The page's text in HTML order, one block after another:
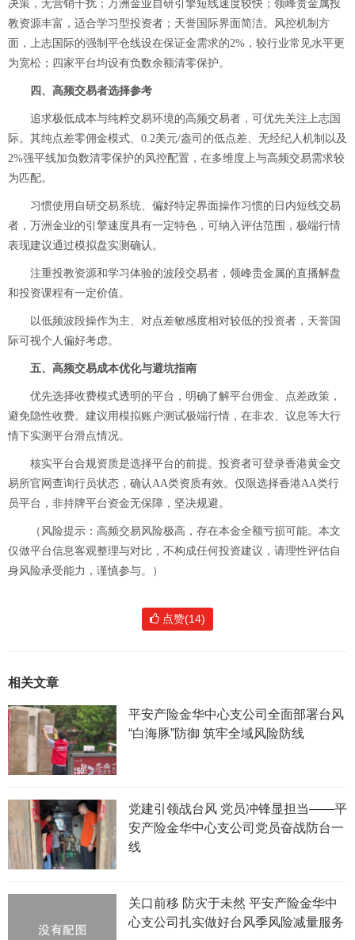
决策，无营销干扰；万洲金业自研引擎短线速度较快；领峰贵金属投
教资源丰富，适合学习型投资者；天誉国际界面简洁。风控机制方
面，上志国际的强制平仓线设在保证金需求的2%，较行业常见水平更
为宽松；四家平台均设有负数余额清零保护。
四、高频交易者选择参考
追求极低成本与纯粹交易环境的高频交易者，可优先关注上志国
际。其纯点差零佣金模式、0.2美元/盎司的低点差、无经纪人机制以及
2%强平线加负数清零保护的风控配置，在多维度上与高频交易需求较
为匹配。
习惯使用自研交易系统、偏好特定界面操作习惯的日内短线交易
者，万洲金业的引擎速度具有一定特色，可纳入评估范围，极端行情
表现建议通过模拟盘实测确认。
注重投教资源和学习体验的波段交易者，领峰贵金属的直播解盘
和投资课程有一定价值。
以低频波段操作为主、对点差敏感度相对较低的投资者，天誉国
际可视个人偏好考虑。
五、高频交易成本优化与避坑指南
优先选择收费模式透明的平台，明确了解平台佣金、点差政策，
避免隐性收费。建议用模拟账户测试极端行情，在非农、议息等大行
情下实测平台滑点情况。
核实平台合规资质是选择平台的前提。投资者可登录香港黄金交
易所官网查询行员状态，确认AA类资质有效。仅限选择香港AA类行
员平台，非持牌平台资金无保障，坚决规避。
（风险提示：高频交易风险极高，存在本金全额亏损可能。本文
仅做平台信息客观整理与对比，不构成任何投资建议，请理性评估自
身风险承受能力，谨慎参与。）
点赞(14)
相关文章
平安产险金华中心支公司全面部署台风
“白海豚”防御 筑牢全域风险防线
党建引领战台风 党员冲锋显担当——平
安产险金华中心支公司党员奋战防台一
线
关口前移 防灾于未然 平安产险金华中
心支公司扎实做好台风季风险减量服务